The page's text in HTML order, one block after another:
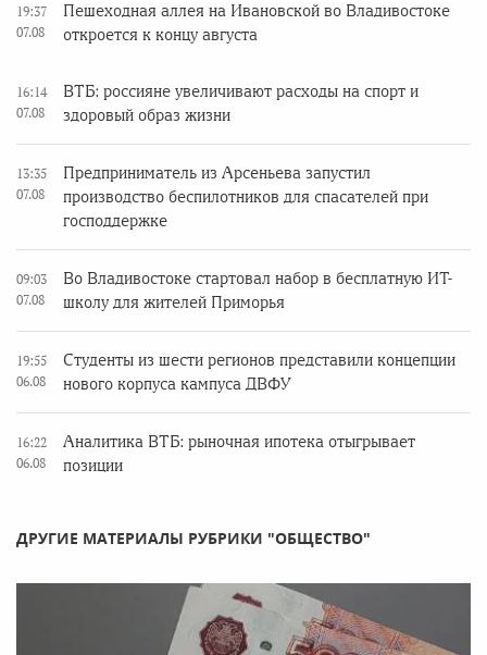
19:37
07.08
Пешеходная аллея на Ивановской во Владивостоке
откроется к концу августа
16:14
07.08
ВТБ: россияне увеличивают расходы на спорт и
здоровый образ жизни
13:35
07.08
Предприниматель из Арсеньева запустил
производство беспилотников для спасателей при
господдержке
09:03
07.08
Во Владивостоке стартовал набор в бесплатную ИТ-
школу для жителей Приморья
19:55
06.08
Студенты из шести регионов представили концепции
нового корпуса кампуса ДВФУ
16:22
06.08
Аналитика ВТБ: рыночная ипотека отыгрывает
позиции
ДРУГИЕ МАТЕРИАЛЫ РУБРИКИ "ОБЩЕСТВО"